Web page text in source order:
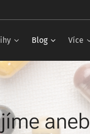
Blog Více
aneb